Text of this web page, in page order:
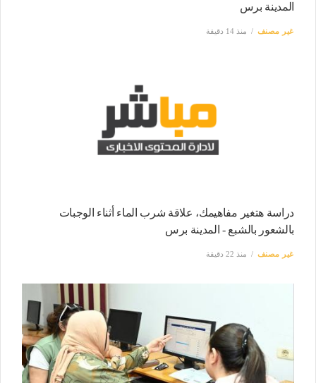
المدينة برس
غير مصنف منذ 14 دقيقة
دراسة هتغير مفاهيمك، علاقة شرب الماء أثناء الوجبات
بالشعور بالشبع - المدينة برس
غير مصنف منذ 22 دقيقة